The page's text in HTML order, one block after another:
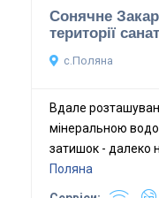
Сонячне
території
с.Поляна
Вдале
мінеральною
затишок - далеко
Поляна